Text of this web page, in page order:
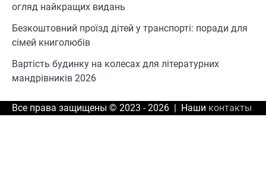
огляд найкращих видань
Безкоштовний проїзд дітей у транспорті: поради для
сімей книголюбів
Вартість будинку на колесах для літературних
мандрівників 2026
Все права защищены © 2023 - 2026 | Наши контакты